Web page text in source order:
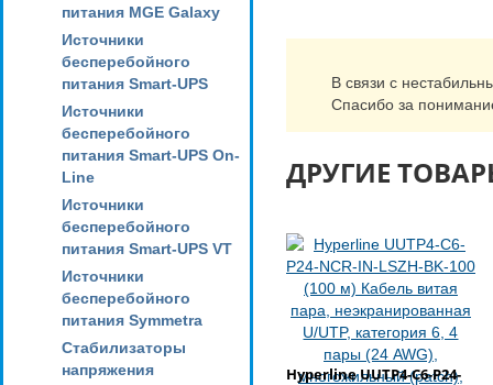
питания MGE Galaxy
Источники
бесперебойного
питания Smart-UPS
Источники
бесперебойного
питания Smart-UPS On-
Line
Источники
бесперебойного
питания Smart-UPS VT
Источники
бесперебойного
питания Symmetra
Стабилизаторы
напряжения
В связи с
Спасибо за
ДРУГИЕ
Hyperline UUTP4-C6-P24-